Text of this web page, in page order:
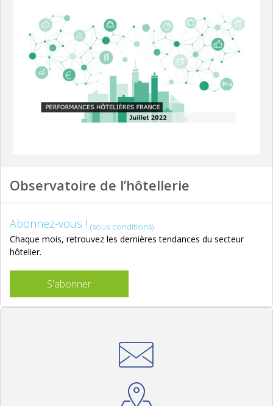
Observatoire de l’hôtellerie
Abonnez-vous ! (sous conditions)
Chaque mois, retrouvez les dernières tendances du secteur
hôtelier.
S'abonner